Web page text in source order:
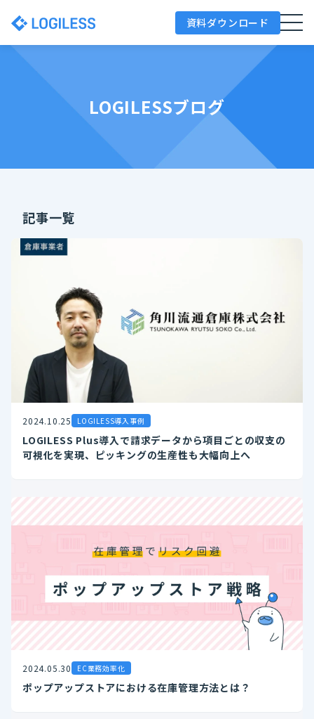
資料ダウンロード
LOGILESSブログ
記事一覧
2024.10.25 LOGILESS導入事例
LOGILESS Plus導入で請求データから項目ごとの収支の
可視化を実現、ピッキングの生産性も大幅向上へ
2024.05.30 EC業務効率化
ポップアップストアにおける在庫管理方法とは？